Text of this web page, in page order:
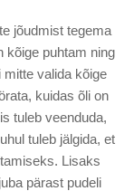
jõudmist tegema
kõige puhtam ning
valida kõige
kuidas õli on
tuleb veenduda,
tuleb jälgida, et
Lisaks
pärast pudeli